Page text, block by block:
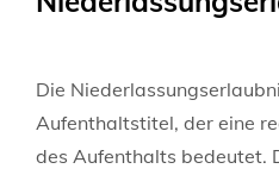
Die
Aufenthaltstitel, der eine
des Aufenthalts bedeutet.